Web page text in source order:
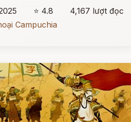
⭐ 4.8
4,167 lượt đọc
Campuchia